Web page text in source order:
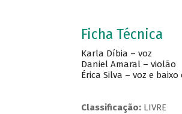
Ficha Técnica
Karla Díbia – voz
Daniel Amaral – violão
Érica Silva – voz e
Classificação: LIVRE